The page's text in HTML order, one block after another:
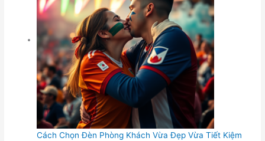
Cách Chọn Đèn Phòng Khách Vừa Đẹp Vừa Tiết Kiệm